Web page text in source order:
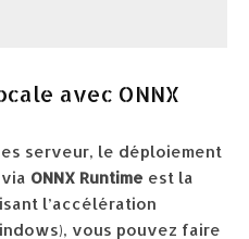
avec ONNX
serveur, le déploiement
ONNX Runtime est la
l’accélération
vous pouvez faire